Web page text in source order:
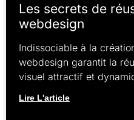
Les secrets de
webdesign
Indissociable à la
webdesign garantit la
visuel attractif et
Lire L'article